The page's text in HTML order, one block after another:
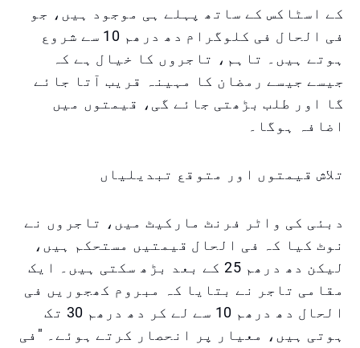
کے اسٹاکس کے ساتھ پہلے ہی موجود ہیں، جو
فی الحال فی کلوگرام دھ درھم 10 سے شروع
ہوتے ہیں۔ تاہم، تاجروں کا خیال ہے کہ
جیسے جیسے رمضان کا مہینہ قریب آتا جائے
گا اور طلب بڑھتی جائے گی، قیمتوں میں
اضافہ ہوگا۔
تلاش قیمتوں اور متوقع تبدیلیاں
دبئی کی واٹر فرنٹ مارکیٹ میں، تاجروں نے
نوٹ کیا کہ فی الحال قیمتیں مستحکم ہیں،
لیکن دھ درھم 25 کے بعد بڑھ سکتی ہیں۔ ایک
مقامی تاجر نے بتایا کہ مبروم کھجوریں فی
الحال دھ درھم 10 سے لے کر دھ درھم 30 تک
ہوتی ہیں، معیار پر انحصار کرتے ہوئے۔ "فی